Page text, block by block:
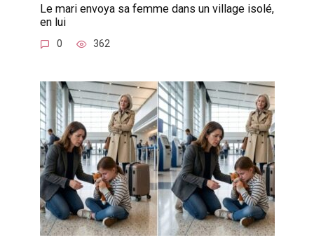
Le mari envoya sa femme dans un village isolé,
en lui
0 362